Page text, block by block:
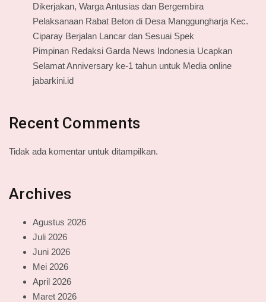
Dikerjakan, Warga Antusias dan Bergembira
Pelaksanaan Rabat Beton di Desa Manggungharja Kec.
Ciparay Berjalan Lancar dan Sesuai Spek
Pimpinan Redaksi Garda News Indonesia Ucapkan
Selamat Anniversary ke-1 tahun untuk Media online
jabarkini.id
Recent Comments
Tidak ada komentar untuk ditampilkan.
Archives
Agustus 2026
Juli 2026
Juni 2026
Mei 2026
April 2026
Maret 2026